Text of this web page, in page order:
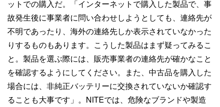
ットでの購入だ。「インターネットで購入した製品で、事
故発生後に事業者に問い合わせしようとしても、連絡先が
不明であったり、海外の連絡先しか表示されていなかった
りするものもあります。こうした製品はまず疑ってみるこ
と。製品を選ぶ際には、販売事業者の連絡先が確かなこと
を確認するようにしてください。また、中古品を購入した
場合には、非純正バッテリーに交換されていないか確認す
ることも大事です」。NITEでは、危険なブランドや製造